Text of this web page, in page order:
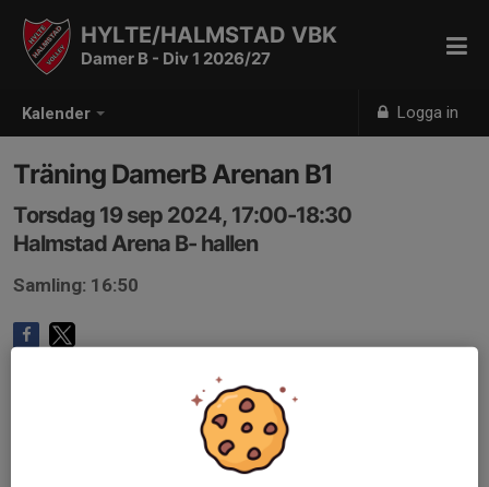
Kalender Logga in
HYLTE/HALMSTAD VBK
Damer B - Div 1 2026/27
Träning DamerB Arenan B1
Torsdag 19 sep 2024, 17:00-18:30
Halmstad Arena B- hallen
Samling: 16:50